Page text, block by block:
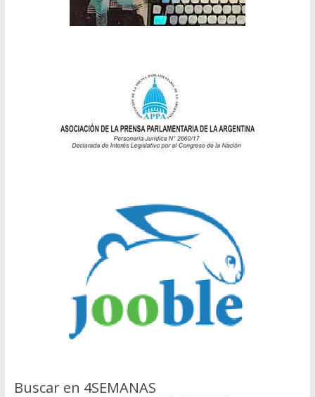
Buscar en 4SEMANAS